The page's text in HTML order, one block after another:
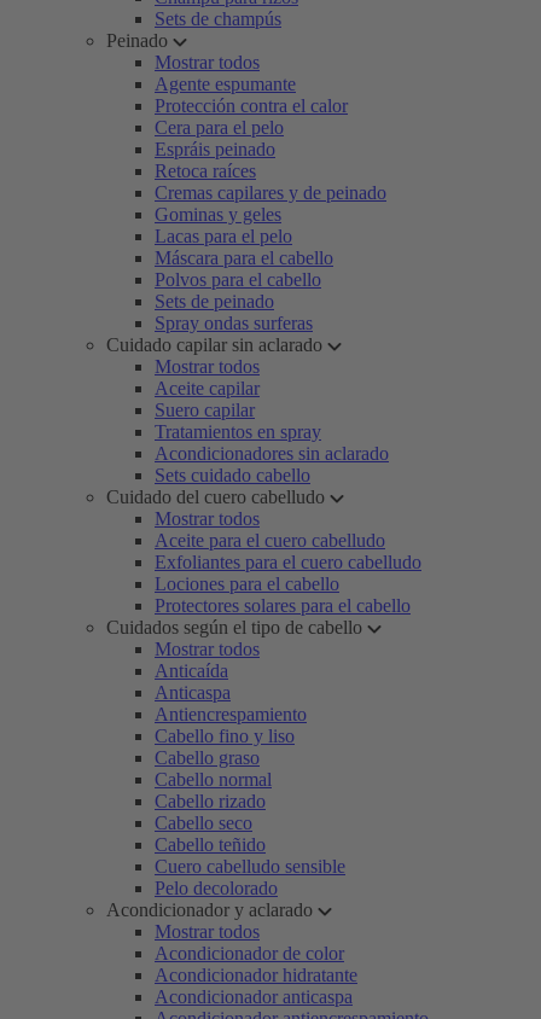
Sets de champús
Peinado
Mostrar todos
Agente espumante
Protección contra el calor
Cera para el pelo
Espráis peinado
Retoca raíces
Cremas capilares y de peinado
Gominas y geles
Lacas para el pelo
Máscara para el cabello
Polvos para el cabello
Sets de peinado
Spray ondas surferas
Cuidado capilar sin aclarado
Mostrar todos
Aceite capilar
Suero capilar
Tratamientos en spray
Acondicionadores sin aclarado
Sets cuidado cabello
Cuidado del cuero cabelludo
Mostrar todos
Aceite para el cuero cabelludo
Exfoliantes para el cuero cabelludo
Lociones para el cabello
Protectores solares para el cabello
Cuidados según el tipo de cabello
Mostrar todos
Anticaída
Anticaspa
Antiencrespamiento
Cabello fino y liso
Cabello graso
Cabello normal
Cabello rizado
Cabello seco
Cabello teñido
Cuero cabelludo sensible
Pelo decolorado
Acondicionador y aclarado
Mostrar todos
Acondicionador de color
Acondicionador hidratante
Acondicionador anticaspa